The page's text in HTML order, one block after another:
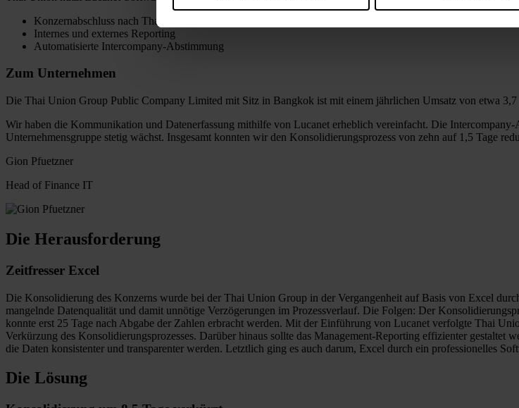
Konzernabschluss nach Thai GAAP, IFRS und US GAAP
Internes und externes Reporting
Automatisierte Intercompany-Abstimmung
Zum Unternehmen
Die Thai Union Group Public Company Limited mit Sitz in Bangkok ist mit einem jährlichen Umsatz von etwa
Wir haben die Kommunikation und Datenerfassung mithilfe von Lucanet erheblich vereinfacht. Die
Unternehmensgruppe stetig wächst. Insgesamt konnten wir den Konsolidierungsprozess von zehn auf 1,5 Tage
Gion Pfuetzner
Head of Finance IT
Die Herausforderung
Zeitfresser Excel
Die Konsolidierung des Konzerns wurde bei der Thai Union Group in der Vergangenheit auf Basis von Excel
mangelnde Datenqualität und damit unnötige Verzögerungen im Prozessverlauf. Die Folgen: Der
konnte erst 25 Tage nach Abgabe der Zahlen erbracht werden. Mit der Einführung von Lucanet verfolgte Thai
Verkürzung des Konsolidierungsprozesses. Darüber hinaus sollte das Management-Reporting effizienter gestaltet
die Daten konsistenter und transparenter werden. Letztlich ging es auch darum, Excel durch ein professionelles
Die Lösung